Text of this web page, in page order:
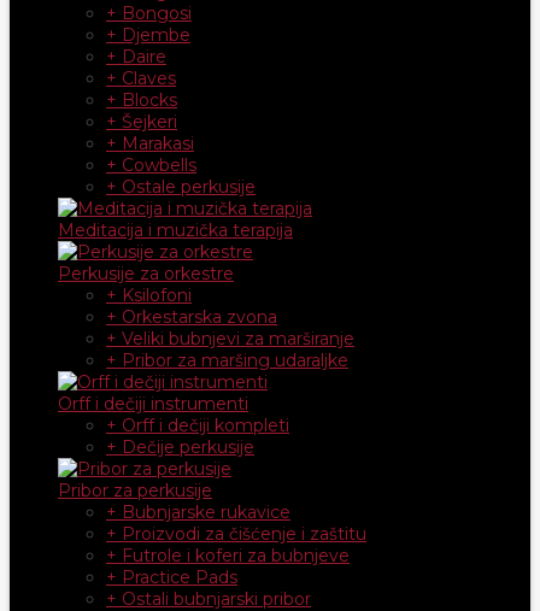
+ Bongosi
+ Djembe
+ Daire
+ Claves
+ Blocks
+ Šejkeri
+ Marakasi
+ Cowbells
+ Ostale perkusije
Meditacija i muzička terapija
Perkusije za orkestre
+ Ksilofoni
+ Orkestarska zvona
+ Veliki bubnjevi za marširanje
+ Pribor za maršing udaraljke
Orff i dečiji instrumenti
+ Orff i dečiji kompleti
+ Dečije perkusije
Pribor za perkusije
+ Bubnjarske rukavice
+ Proizvodi za čišćenje i zaštitu
+ Futrole i koferi za bubnjeve
+ Practice Pads
+ Ostali bubnjarski pribor